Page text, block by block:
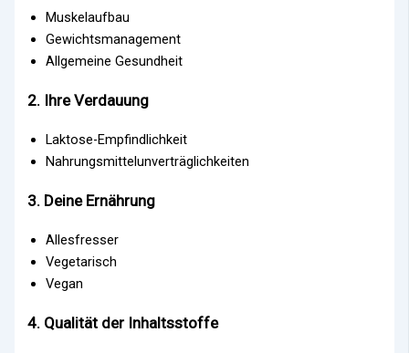
Muskelaufbau
Gewichtsmanagement
Allgemeine Gesundheit
2. Ihre Verdauung
Laktose-Empfindlichkeit
Nahrungsmittelunverträglichkeiten
3. Deine Ernährung
Allesfresser
Vegetarisch
Vegan
4. Qualität der Inhaltsstoffe